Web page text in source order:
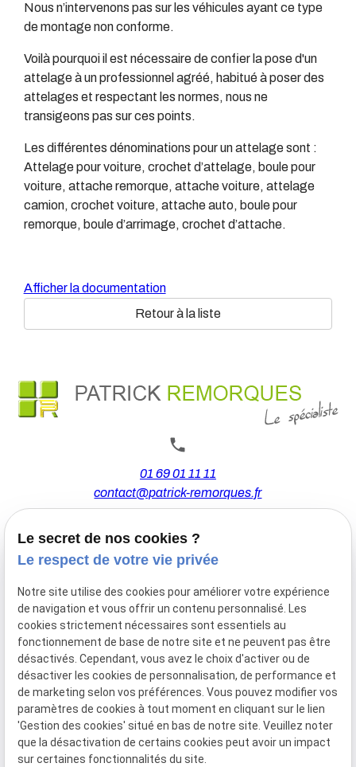
Nous n’intervenons pas sur les véhicules ayant ce type
de montage non conforme.
Voilà pourquoi il est nécessaire de confier la pose d'un
attelage à un professionnel agréé, habitué à poser des
attelages et respectant les normes, nous ne
transigeons pas sur ces points.
Les différentes dénominations pour un attelage sont :
Attelage pour voiture, crochet d’attelage, boule pour
voiture, attache remorque, attache voiture, attelage
camion, crochet voiture, attache auto, boule pour
remorque, boule d’arrimage, crochet d’attache.
Afficher la documentation
Retour à la liste
01 69 01 11 11
contact@patrick-remorques.fr
44 Avenue de la Division Leclerc
91160 BALLAINVILLIERS
Du Mardi au Samedi
De 9h00 à 12h30 et de 13h30 à 18h00
Le Lundi sur rendez-vous.
Mentions
légales
Politique de
confidentialité
Gestion
des
cookies
Plan du
site
Le secret de nos cookies ?
Le respect de votre vie privée
Notre site utilise des cookies pour améliorer votre expérience
de navigation et vous offrir un contenu personnalisé. Les
cookies strictement nécessaires sont essentiels au
fonctionnement de base de notre site et ne peuvent pas être
désactivés. Cependant, vous avez le choix d'activer ou de
désactiver les cookies de personnalisation, de performance et
de marketing selon vos préférences. Vous pouvez modifier vos
paramètres de cookies à tout moment en cliquant sur le lien
'Gestion des cookies' situé en bas de notre site. Veuillez noter
que la désactivation de certains cookies peut avoir un impact
sur certaines fonctionnalités du site.